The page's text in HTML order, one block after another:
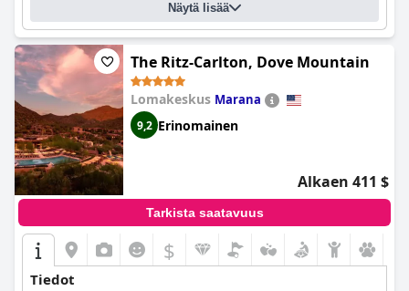
Näytä lisää
The Ritz-Carlton, Dove Mountain
Lomakeskus Marana
9,2 Erinomainen
Alkaen 411 $
Tarkista saatavuus
$
Tiedot